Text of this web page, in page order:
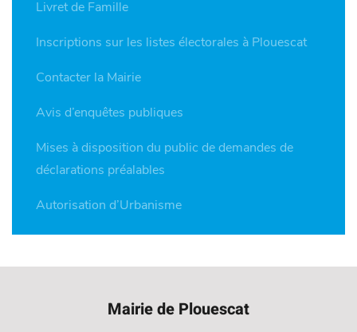
Livret de Famille
Inscriptions sur les listes électorales à Plouescat
Contacter la Mairie
Avis d’enquêtes publiques
Mises à disposition du public de demandes de
déclarations préalables
Autorisation d’Urbanisme
Mairie de Plouescat